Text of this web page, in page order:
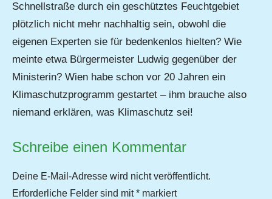
Schnellstraße durch ein geschütztes Feuchtgebiet
plötzlich nicht mehr nachhaltig sein, obwohl die
eigenen Experten sie für bedenkenlos hielten? Wie
meinte etwa Bürgermeister Ludwig gegenüber der
Ministerin? Wien habe schon vor 20 Jahren ein
Klimaschutzprogramm gestartet – ihm brauche also
niemand erklären, was Klimaschutz sei!
Schreibe einen Kommentar
Deine E-Mail-Adresse wird nicht veröffentlicht.
Erforderliche Felder sind mit* markiert